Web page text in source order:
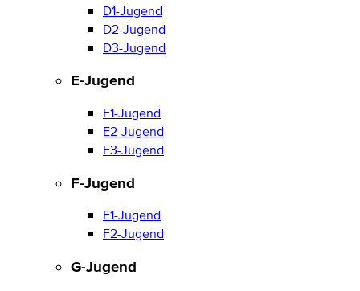
D1-Jugend
D2-Jugend
D3-Jugend
E-Jugend
E1-Jugend
E2-Jugend
E3-Jugend
F-Jugend
F1-Jugend
F2-Jugend
G-Jugend